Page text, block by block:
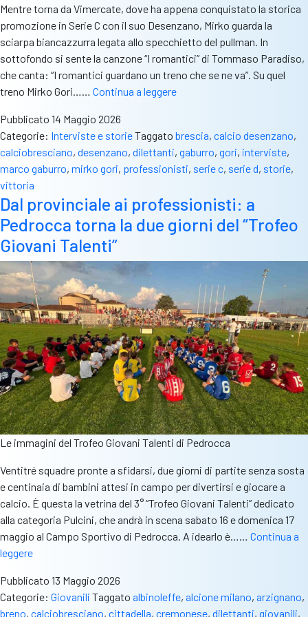
Mentre torna da Vimercate, dove ha appena conquistato la storica
promozione in Serie C con il suo Desenzano, Mirko guarda la
sciarpa biancazzurra legata allo specchietto del pullman. In
sottofondo si sente la canzone “I romantici” di Tommaso Paradiso,
che canta: “I romantici guardano un treno che se ne va”. Su quel
treno Mirko Gori…… Continua a leggereScendere
Mirko
Gori
e
Serie
C
Pubblicato 14 Maggio 2026
Categorie: Interviste e storieTaggato brescia, calcio desenzano,
calciobresciano, desenzano, dilettanti, gaburro, gori, interviste,
marco gaburro, mirko gori, professionisti, serie c, serie d, storie,
vittoria
Dal provinciale ai professionisti: a
Pedrocca torna la due giorni del “Trofeo
Giovani Talenti”
Le immagini del Trofeo Giovani Talenti di Pedrocca
Ventitré squadre pronte a sfidarsi, due giorni di partite senza sosta
e centinaia di bambini attesi in campo per divertirsi e giocare a
calcio. È questa la vetrina del 3° “Trofeo Giovani Talenti” dedicato
alla categoria Pulcini, che andrà in scena sabato 16 e domenica 17
maggio al Campo Sportivo di Pedrocca. A idearlo è…… Continua a
leggereDal
ai
professionisti:
Pubblicato 13 Maggio 2026
Categorie: Giovanili Taggato albinoleffe, alcione milano, arzignano,
breno, calciobresciano, cittadella, cremonese, dilettanti, giovanili,